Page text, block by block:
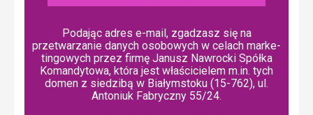
Podając adres e-mail, zgadzasz się na
przetwarzanie danych osobowych w ce­lach mar­ke­
tin­go­wych przez firmę Janusz Nawrocki Spółka
Komandytowa, która jest właścicielem m.in. tych
domen z siedzibą w Białymstoku (15-762), ul.
Antoniuk Fabryczny 55/24.